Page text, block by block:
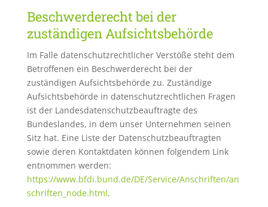
Beschwerderecht bei der
zuständigen Aufsichtsbehörde
Im Falle datenschutzrechtlicher Verstöße steht dem
Betroffenen ein Beschwerderecht bei der
zuständigen Aufsichtsbehörde zu. Zuständige
Aufsichtsbehörde in datenschutzrechtlichen Fragen
ist der Landesdatenschutzbeauftragte des
Bundeslandes, in dem unser Unternehmen seinen
Sitz hat. Eine Liste der Datenschutzbeauftragten
sowie deren Kontaktdaten können folgendem Link
entnommen werden:
https://www.bfdi.bund.de/DE/Service/Anschriften/an
schriften_node.html.